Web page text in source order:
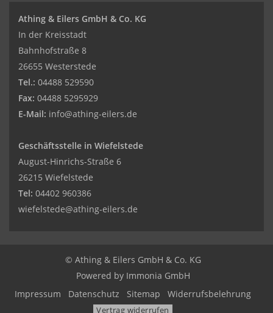
Athing & Eilers GmbH & Co. KG
In der Kreisstadt
Bahnhofstraße 8
26655 Westerstede
Tel.: 04488 529590
Fax: 04488 5295929
E-Mail: info@athing-eilers.de
Geschäftsstelle in Wiefelstede
August-Hinrichs-Straße 6
26215 Wiefelstede
Tel: 04402 960386
wiefelstede@athing-eilers.de
© Athing & Eilers GmbH & Co. KG
Powered by Immonia GmbH
Impressum
Datenschutz Sitemap Widerrufsbelehrung
Vertrag widerrufen